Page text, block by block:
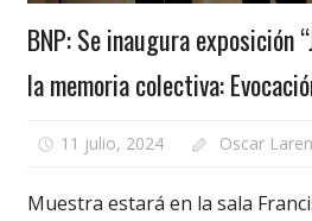
BNP: Se inaugura exposición
la memoria colectiva:
11 julio, 2024 Oscar
Muestra estará en la sala